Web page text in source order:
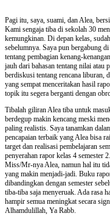
Pagi itu, saya, suami, dan Alea,
Kami sengaja tiba di sekolah 30
kemungkinan. Di depan kelas,
sebelumnya. Saya pun bergabung
tentang pembagian kenang-
jauh dari bahasan tentang nilai atau
berdiskusi tentang rencana liburan,
yang sempat menceritakan hasil
topik itu segera berganti dengan
Tibalah giliran Alea tiba untuk
berdegup makin kencang meski
paling realistis. Saya tanamkan
pencapaian terbaik yang Alea bisa
target dan realisasi pembelajaran
penyerahan rapor kelas 4 semester
Miss/Mr-nya Alea, namun hal itu
yang makin menjadi-jadi. Buku
dibandingkan dengan semester
tiba-tiba saja menyeruak. Ada rasa
hampir semua meningkat secara
Alhamdulillah, Ya Rabb.